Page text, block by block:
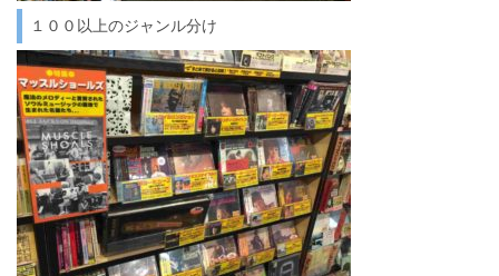
１００以上のジャンル分け